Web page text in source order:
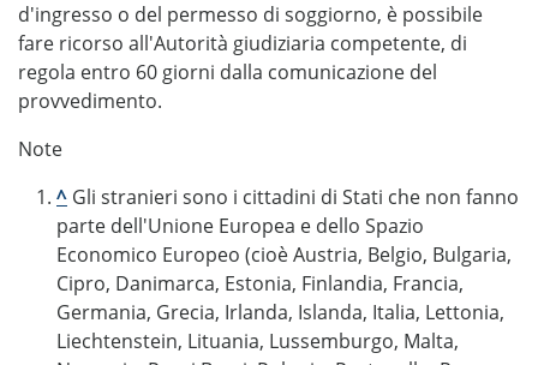
d'ingresso o del permesso di soggiorno, è possibile
fare ricorso all'Autorità giudiziaria competente, di
regola entro 60 giorni dalla comunicazione del
provvedimento.
Note
^ Gli stranieri sono i cittadini di Stati che non fanno
parte dell'Unione Europea e dello Spazio
Economico Europeo (cioè Austria, Belgio, Bulgaria,
Cipro, Danimarca, Estonia, Finlandia, Francia,
Germania, Grecia, Irlanda, Islanda, Italia, Lettonia,
Liechtenstein, Lituania, Lussemburgo, Malta,